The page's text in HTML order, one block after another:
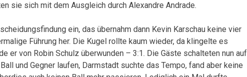
sie sich mit dem Ausgleich durch Alexandre Andrade.
ein, das übernahm dann Kevin Karschau keine vier
Führung her. Die Kugel rollte kaum wieder, da klingelte es
er von Robin Schulz überwunden – 3:1. Die Gäste schalteten nun auf
und Gegner laufen, Darmstadt suchte das Tempo, fand aber keine